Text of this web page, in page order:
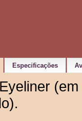
Especificações